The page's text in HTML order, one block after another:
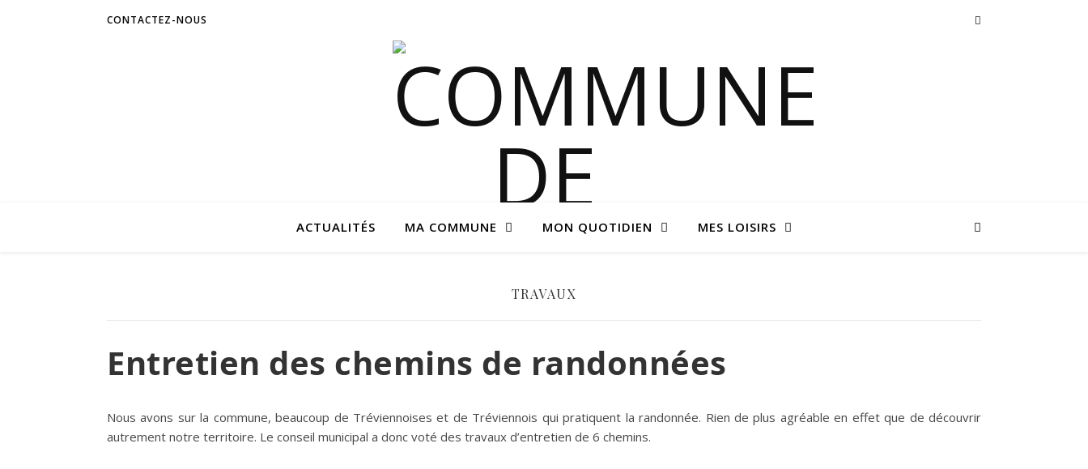
CONTACTEZ-NOUS
ACTUALITÉS MA COMMUNE MON QUOTIDIEN MES LOISIRS
TRAVAUX
Entretien des chemins de randonnées
Nous avons sur la commune, beaucoup de Tréviennoises et de Tréviennois qui pratiquent la randonnée. Rien de plus agréable en effet que de découvrir
autrement notre territoire. Le conseil municipal a donc voté des travaux d’entretien de 6 chemins.